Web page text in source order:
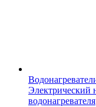
Электрический
водонагревателя